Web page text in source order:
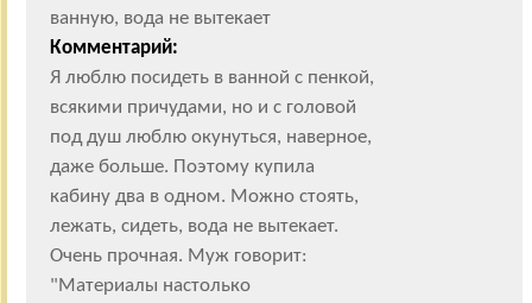
ванную, вода не вытекает
Комментарий:
Я люблю посидеть в ванной с пенкой,
всякими причудами, но и с головой
под душ люблю окунуться, наверное,
даже больше. Поэтому купила
кабину два в одном. Можно стоять,
лежать, сидеть, вода не вытекает.
Очень прочная. Муж говорит:
"Материалы настолько